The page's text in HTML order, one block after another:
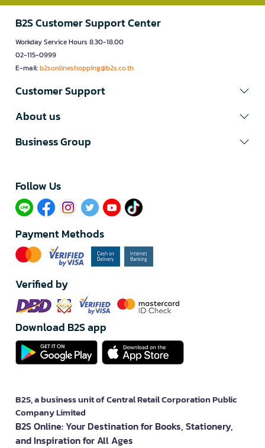
B2S Customer Support Center
Workday Service Hours 8.30-18.00
02-115-0999
E-mail:b2sonlineshopping@b2s.co.th
Customer Support
About us
Business Group
Follow Us​
Payment Methods
Verified by
Download B2S app
B2S, a business unit of Central Retail Corporation Public
Company Limited
B2S Online: Your Destination for Books, Stationery,
and Inspiration for All Ages